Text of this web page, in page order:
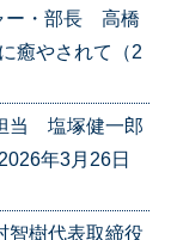
ー・部長 高橋
癒やされて（2
当 塩塚健一郎
年3月26日
智樹代表取締役